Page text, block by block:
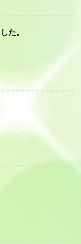
た。